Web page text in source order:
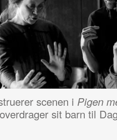
scenen i Pigen
sit barn til